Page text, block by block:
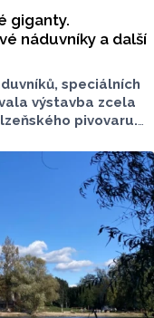
giganty.
náduvníky a další
speciálních
výstavba zcela
pivovaru.
úspěšně převézt
vlna přepravy